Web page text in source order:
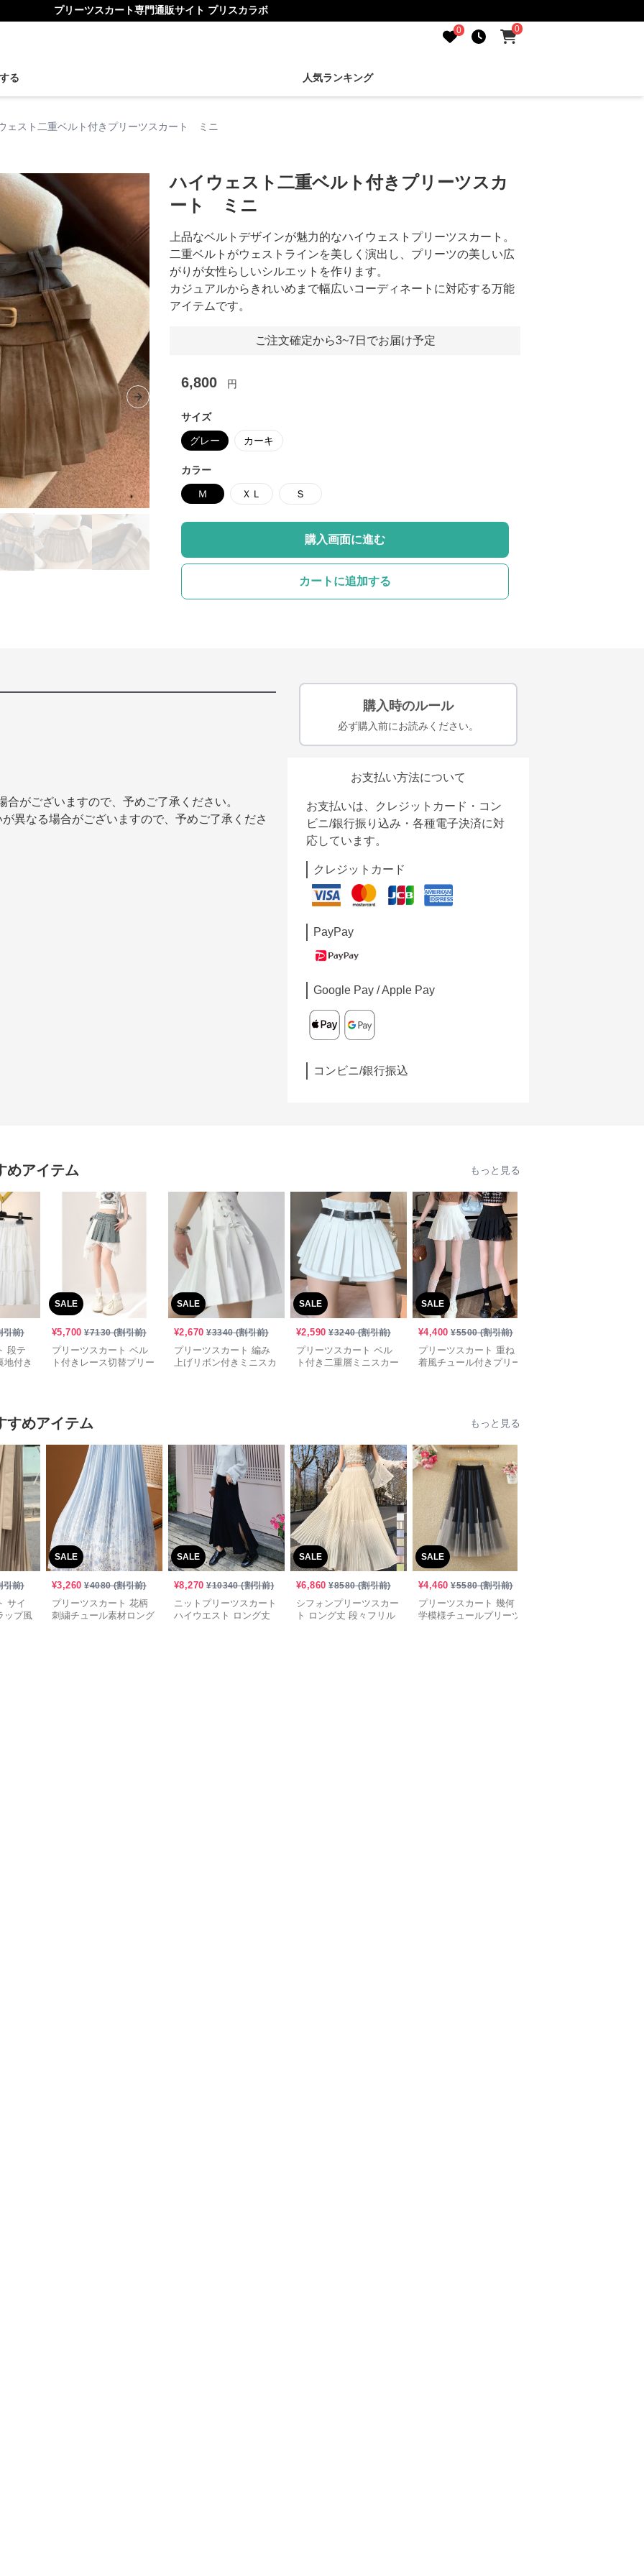
プリーツスカート専門通販サイト プリスカラボ
0 0
る 人気ランキング
ェスト二重ベルト付きプリーツスカート ミニ
Next slide
ハイウェスト二重ベルト付きプリーツスカ
ート ミニ
上品なベルトデザインが魅力的なハイウェストプリーツスカート。
二重ベルトがウェストラインを美しく演出し、プリーツの美しい広
がりが女性らしいシルエットを作ります。
カジュアルからきれいめまで幅広いコーディネートに対応する万能
アイテムです。
ご注文確定から3~7日でお届け予定
6,800 円
サイズ
グレー カーキ
カラー
Ｍ ＸＬ Ｓ
購入画面に進む
カートに追加する
がございますので、予めご了承ください。
異なる場合がございますので、予めご了承くださ
購入時のルール
必ず購入前にお読みください。
お支払い方法について
お支払いは、クレジットカード・コン
ビニ/銀行振り込み・各種電子決済に対
応しています。
クレジットカード
PayPay
Google Pay / Apple Pay
コンビニ/銀行振込
めアイテム もっと見る
引前)
段テ
地付き
SALE
¥5,700 ¥7130(割引前)
プリーツスカート ベル
ト付きレース切替プリー
SALE
¥2,670 ¥3340(割引前)
プリーツスカート 編み
上げリボン付きミニスカ
SALE
¥2,590 ¥3240(割引前)
プリーツスカート ベル
ト付き二重層ミニスカー
SALE
¥4,400 ¥5500(割引前)
プリーツスカート 重ね
着風チュール付きプリー
すめアイテム もっと見る
引前)
サイ
ップ風
SALE
¥3,260 ¥4080(割引前)
プリーツスカート 花柄
刺繍チュール素材ロング
SALE
¥8,270 ¥10340(割引前)
ニットプリーツスカート
ハイウエスト ロング丈
SALE
¥6,860 ¥8580(割引前)
シフォンプリーツスカー
ト ロング丈 段々フリル
SALE
¥4,460 ¥5580(割引前)
プリーツスカート 幾何
学模様チュールプリーツ